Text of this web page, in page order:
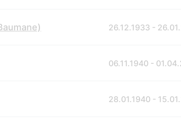
26.12.1933 -
06.11.1940 -
28.01.1940 -